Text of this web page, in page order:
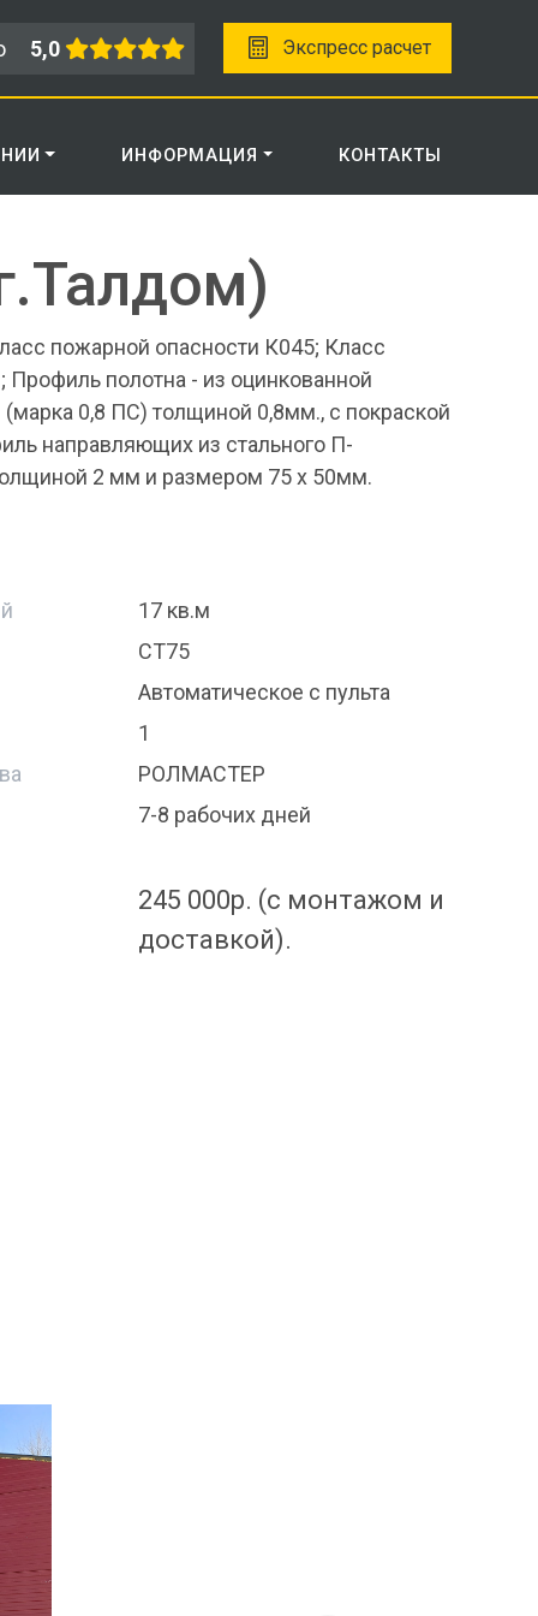
Экспресс расчет
5,0
ИНФОРМАЦИЯ КОНТАКТЫ
пожарной опасности К045; Класс
полотна - из оцинкованной
(марка 0,8 ПС) толщиной 0,8мм., с покраской
направляющих из стального П-
2 мм и размером 75 х 50мм.
17 кв.м
СТ75
Автоматическое с пульта
1
РОЛМАСТЕР
7-8 рабочих дней
245 000р. (с монтажом и
доставкой).